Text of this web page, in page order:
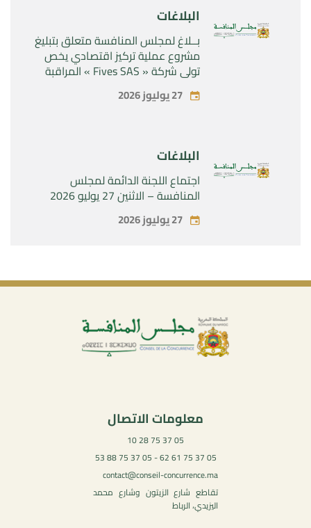
البلاغات
بــلاغ لمجلس المنافسة متعلق بتبليغ
مشروع عملية تركيز اقتصادي يخص
تولي شركة « Fives SAS » المراقبة
SAS »27 يوليوز 2026
البلاغات
اجتماع اللجنة الدائمة لمجلس
المنافسة – الاثنين 27 يوليو 2026
27 يوليوز 2026
معلومات الاتصال
05 37 75 28 10
05 37 75 61 62 - 05 37 75 88 53
contact@conseil-concurrence.ma
تقاطع شارع الزيتون وشارع محمد
اليزيدي، الرباط